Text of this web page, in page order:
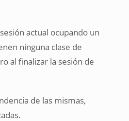
actual ocupando un
ninguna clase de
al finalizar la sesión de
de las mismas,